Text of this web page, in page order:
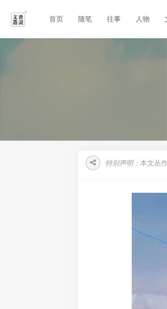
首页 随笔 往事 人物
特别声明： 本文丛